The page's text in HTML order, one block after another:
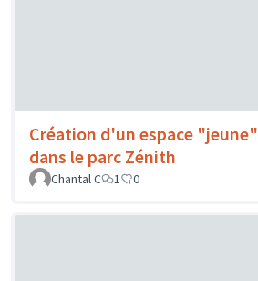
Création d'un espace "jeune"
dans le parc Zénith
Chantal C
1 0